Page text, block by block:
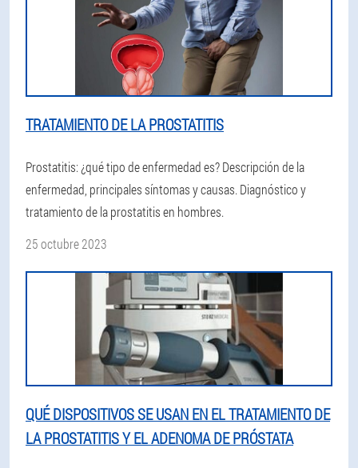
TRATAMIENTO DE LA PROSTATITIS
Prostatitis: ¿qué tipo de enfermedad es? Descripción de la
enfermedad, principales síntomas y causas. Diagnóstico y
tratamiento de la prostatitis en hombres.
25 octubre 2023
QUÉ DISPOSITIVOS SE USAN EN EL TRATAMIENTO DE
LA PROSTATITIS Y EL ADENOMA DE PRÓSTATA